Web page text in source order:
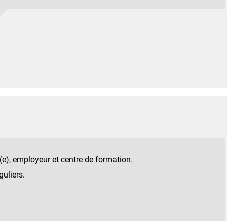
employeur et centre de formation.